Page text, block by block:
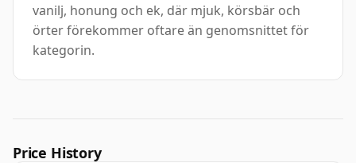
vanilj, honung och ek, där mjuk, körsbär och
örter förekommer oftare än genomsnittet för
kategorin.
Price History